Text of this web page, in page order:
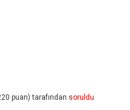
puan) tarafından soruldu